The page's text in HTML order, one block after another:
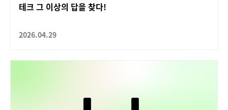
테크 그 이상의 답을 찾다!
2026.04.29